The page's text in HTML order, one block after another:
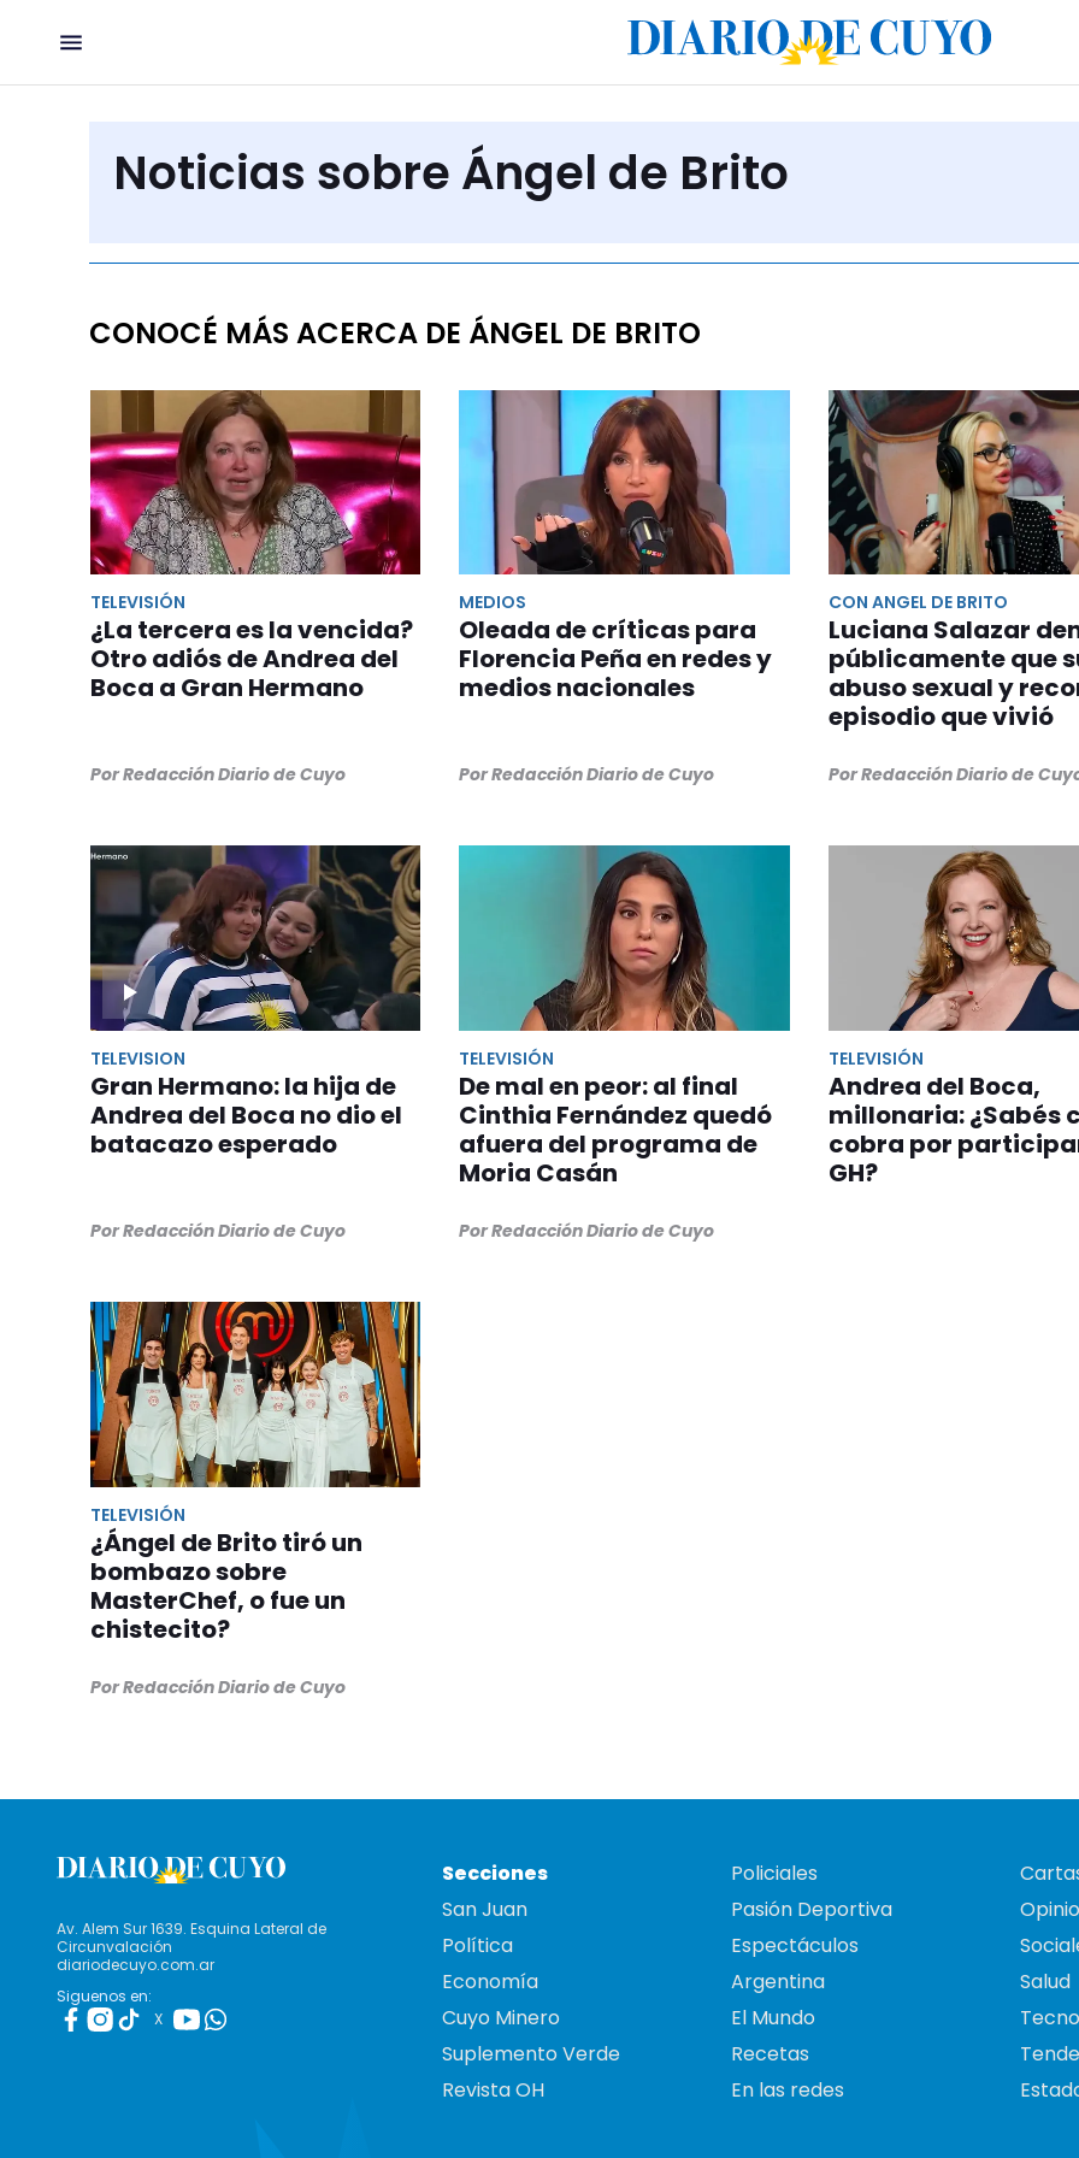
Noticias sobre Ángel de Brito
CONOCÉ MÁS ACERCA DE ÁNGEL DE BRITO
TELEVISIÓN
¿La tercera es la vencida?
Otro adiós de Andrea del
Boca a Gran Hermano
Por Redacción Diario de Cuyo
MEDIOS
Oleada de críticas para
Florencia Peña en redes y
medios nacionales
Por Redacción Diario de Cuyo
CON ANGEL DE BRITO
Luciana Salazar
públicamente que
abuso sexual y
episodio que vivió
Por Redacción Diario de
TELEVISION
Gran Hermano: la hija de
Andrea del Boca no dio el
batacazo esperado
Por Redacción Diario de Cuyo
TELEVISIÓN
De mal en peor: al final
Cinthia Fernández quedó
afuera del programa de
Moria Casán
Por Redacción Diario de Cuyo
TELEVISIÓN
Andrea del Boca,
millonaria: ¿Sabés
cobra por
GH?
TELEVISIÓN
¿Ángel de Brito tiró un
bombazo sobre
MasterChef, o fue un
chistecito?
Por Redacción Diario de Cuyo
Av. Alem Sur 1639. Esquina Lateral de
Circunvalación
diariodecuyo.com.ar
Siguenos en:
X
Secciones
San Juan
Política
Economía
Cuyo Minero
Suplemento Verde
Revista OH
Policiales
Pasión Deportiva
Espectáculos
Argentina
El Mundo
Recetas
En las redes
Salud